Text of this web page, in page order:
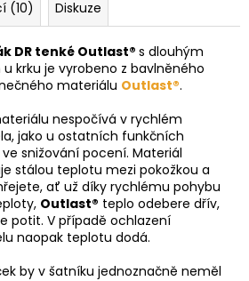
(10) Diskuze
DR tenké Outlast® s dlouhým
krku je vyrobeno z bavlněného
materiálu Outlast®.
nespočívá v rychlém
jako u ostatních funkčních
snižování pocení. Materiál
stálou teplotu mezi pokožkou a
ať už díky rychlému pohybu
Outlast® teplo odebere dřív,
potit. V případě ochlazení
naopak teplotu dodá.
by v šatníku jednoznačně neměl